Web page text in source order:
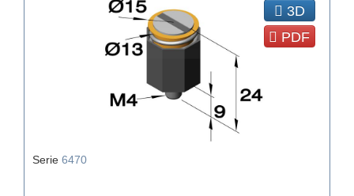
3D
PDF
Serie 6470